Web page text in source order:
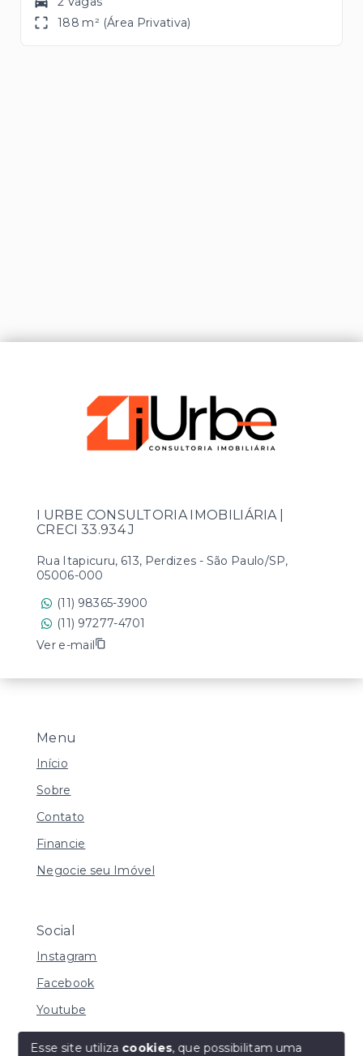
188 m² (Área Privativa)
Menu
Início
Sobre
Contato
Financie
Negocie seu Imóvel
Social
Instagram
Facebook
Youtube
I URBE CONSULTORIA IMOBILIÁRIA |
CRECI 33.934 J
Rua Itapicuru, 613, Perdizes - São Paulo/SP,
05006-000
(11) 98365-3900
(11) 97277-4701
Ver e-mail
Esse site utiliza cookies, que possibilitam uma